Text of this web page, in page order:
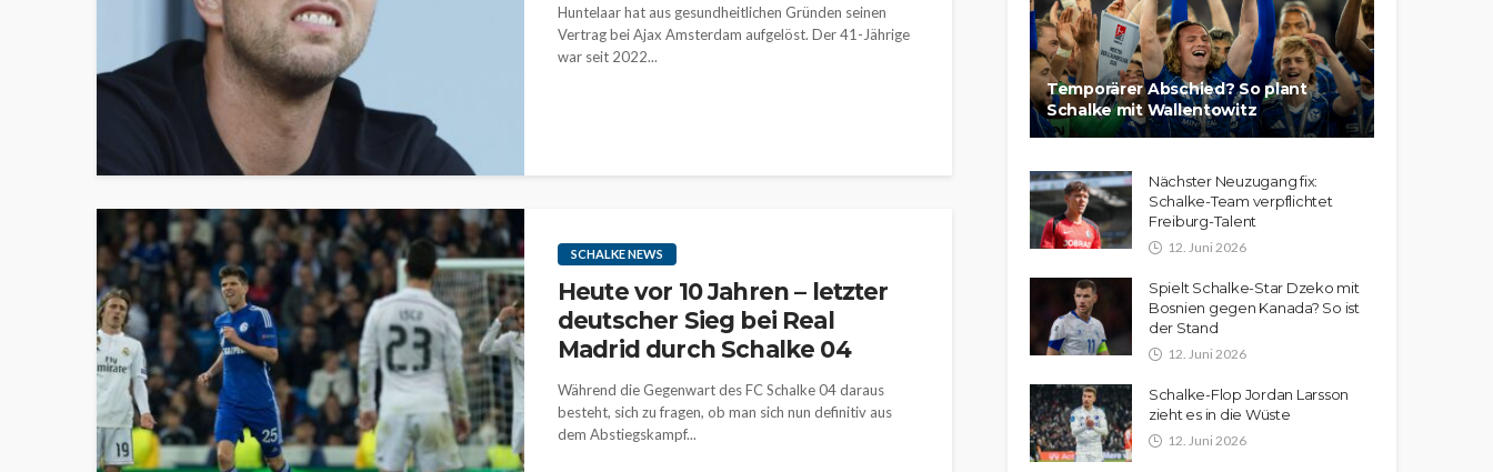
Huntelaar hat aus gesundheitlichen Gründen seinen
Vertrag bei Ajax Amsterdam aufgelöst. Der 41-Jährige
war seit 2022...
SCHALKE NEWS
Heute vor 10 Jahren – letzter
deutscher Sieg bei Real
Madrid durch Schalke 04
Während die Gegenwart des FC Schalke 04 daraus
besteht, sich zu fragen, ob man sich nun definitiv aus
dem Abstiegskampf...
Temporärer Abschied? So plant
Schalke mit Wallentowitz
Nächster Neuzugang fix:
Schalke-Team verpflichtet
Freiburg-Talent
12. Juni 2026
Spielt Schalke-Star Dzeko mit
Bosnien gegen Kanada? So ist
der Stand
12. Juni 2026
Schalke-Flop Jordan Larsson
zieht es in die Wüste
12. Juni 2026